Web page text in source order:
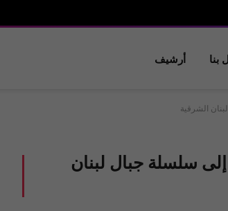
بنا أرشيف
الشرقية
سلسلة جبال لبنان